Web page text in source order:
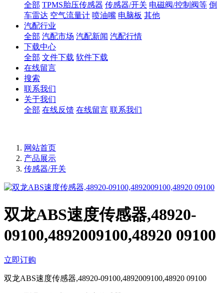
全部 TPMS胎压传感器 传感器/开关 电磁阀/控制阀等 倒
车雷达 空气流量计 喷油嘴 电脑板 其他
汽配行业
全部 汽配市场 汽配新闻 汽配行情
下载中心
全部 文件下载 软件下载
在线留言
搜索
联系我们
关于我们
全部 在线反馈 在线留言 联系我们
网站首页
产品展示
传感器/开关
双龙ABS速度传感器,48920-
09100,4892009100,48920 09100
立即订购
双龙ABS速度传感器,48920-09100,4892009100,48920 09100